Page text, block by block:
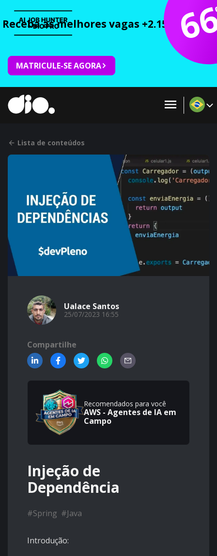
Receba as melhores vagas +2.150 cursos
MATRICULE-SE AGORA
Lista de conteúdos
Ualace Santos
25/07/2023 16:55
Compartilhe
Recomendados para você
AWS - Agentes de IA em
Campo
Injeção de
Dependência
#Spring #Java
Introdução: